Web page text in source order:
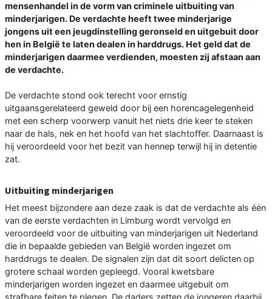
mensenhandel in de vorm van criminele uitbuiting van
minderjarigen. De verdachte heeft twee minderjarige
jongens uit een jeugdinstelling geronseld en uitgebuit door
hen in België te laten dealen in harddrugs. Het geld dat de
minderjarigen daarmee verdienden, moesten zij afstaan aan
de verdachte.
De verdachte stond ook terecht voor ernstig
uitgaansgerelateerd geweld door bij een horencagelegenheid
met een scherp voorwerp vanuit het niets drie keer te steken
naar de hals, nek en het hoofd van het slachtoffer. Daarnaast is
hij veroordeeld voor het bezit van hennep terwijl hij in detentie
zat.
Uitbuiting minderjarigen
Het meest bijzondere aan deze zaak is dat de verdachte als één
van de eerste verdachten in Limburg wordt vervolgd en
veroordeeld voor de uitbuiting van minderjarigen uit Nederland
die in bepaalde gebieden van België worden ingezet om
harddrugs te dealen. De signalen zijn dat dit soort delicten op
grotere schaal worden gepleegd. Vooral kwetsbare
minderjarigen worden ingezet en daarmee uitgebuit om
strafbare feiten te plegen. De daders zetten de jongeren daarbij